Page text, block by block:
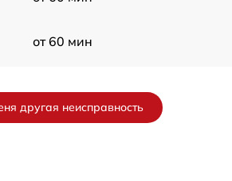
от 60 мин
другая неисправность